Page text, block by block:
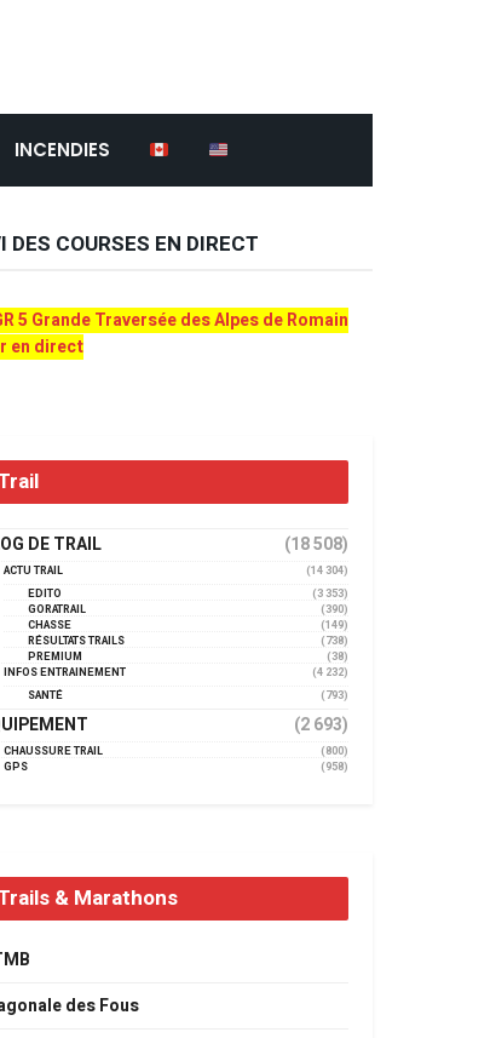
INCENDIES
DES COURSES EN DIRECT
5 Grande Traversée des Alpes de Romain
en direct
DE TRAIL (18 508)
ACTU TRAIL
(14 304)
EDITO
(3 353)
GORATRAIL
(390)
CHASSE
(149)
RÉSULTATS TRAILS
(738)
PREMIUM
(38)
INFOS ENTRAINEMENT
(4 232)
SANTÉ
(793)
(2 693)
CHAUSSURE TRAIL
(800)
GPS
(958)
& Marathons
des Fous